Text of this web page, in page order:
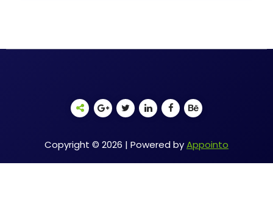
Copyright © 2026 | Powered byAppointo